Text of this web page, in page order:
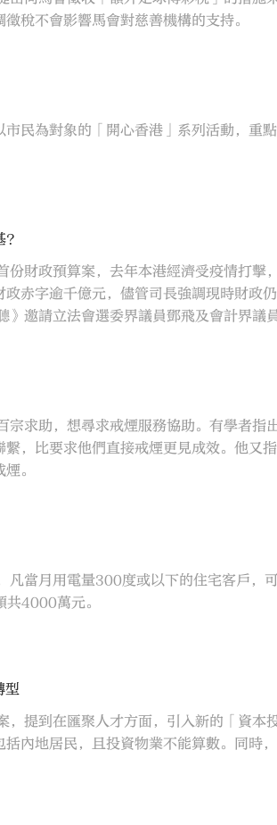
稅不會影響馬會對慈善機構的支持。
民為對象的「開心香港」系列活動，重
財政預算案，去年本港經濟受疫情打擊
赤字逾千億元，儘管司長強調現時財政
邀請立法會選委界議員鄧飛及會計界議
求助，想尋求戒煙服務協助。有學者指
，比要求他們直接戒煙更見成效。他又
。
凡當月用電量300度或以下的住宅客戶，
4000萬元。
型
提到在匯聚人才方面，引入新的「資本
內地居民，且投資物業不能算數。同時